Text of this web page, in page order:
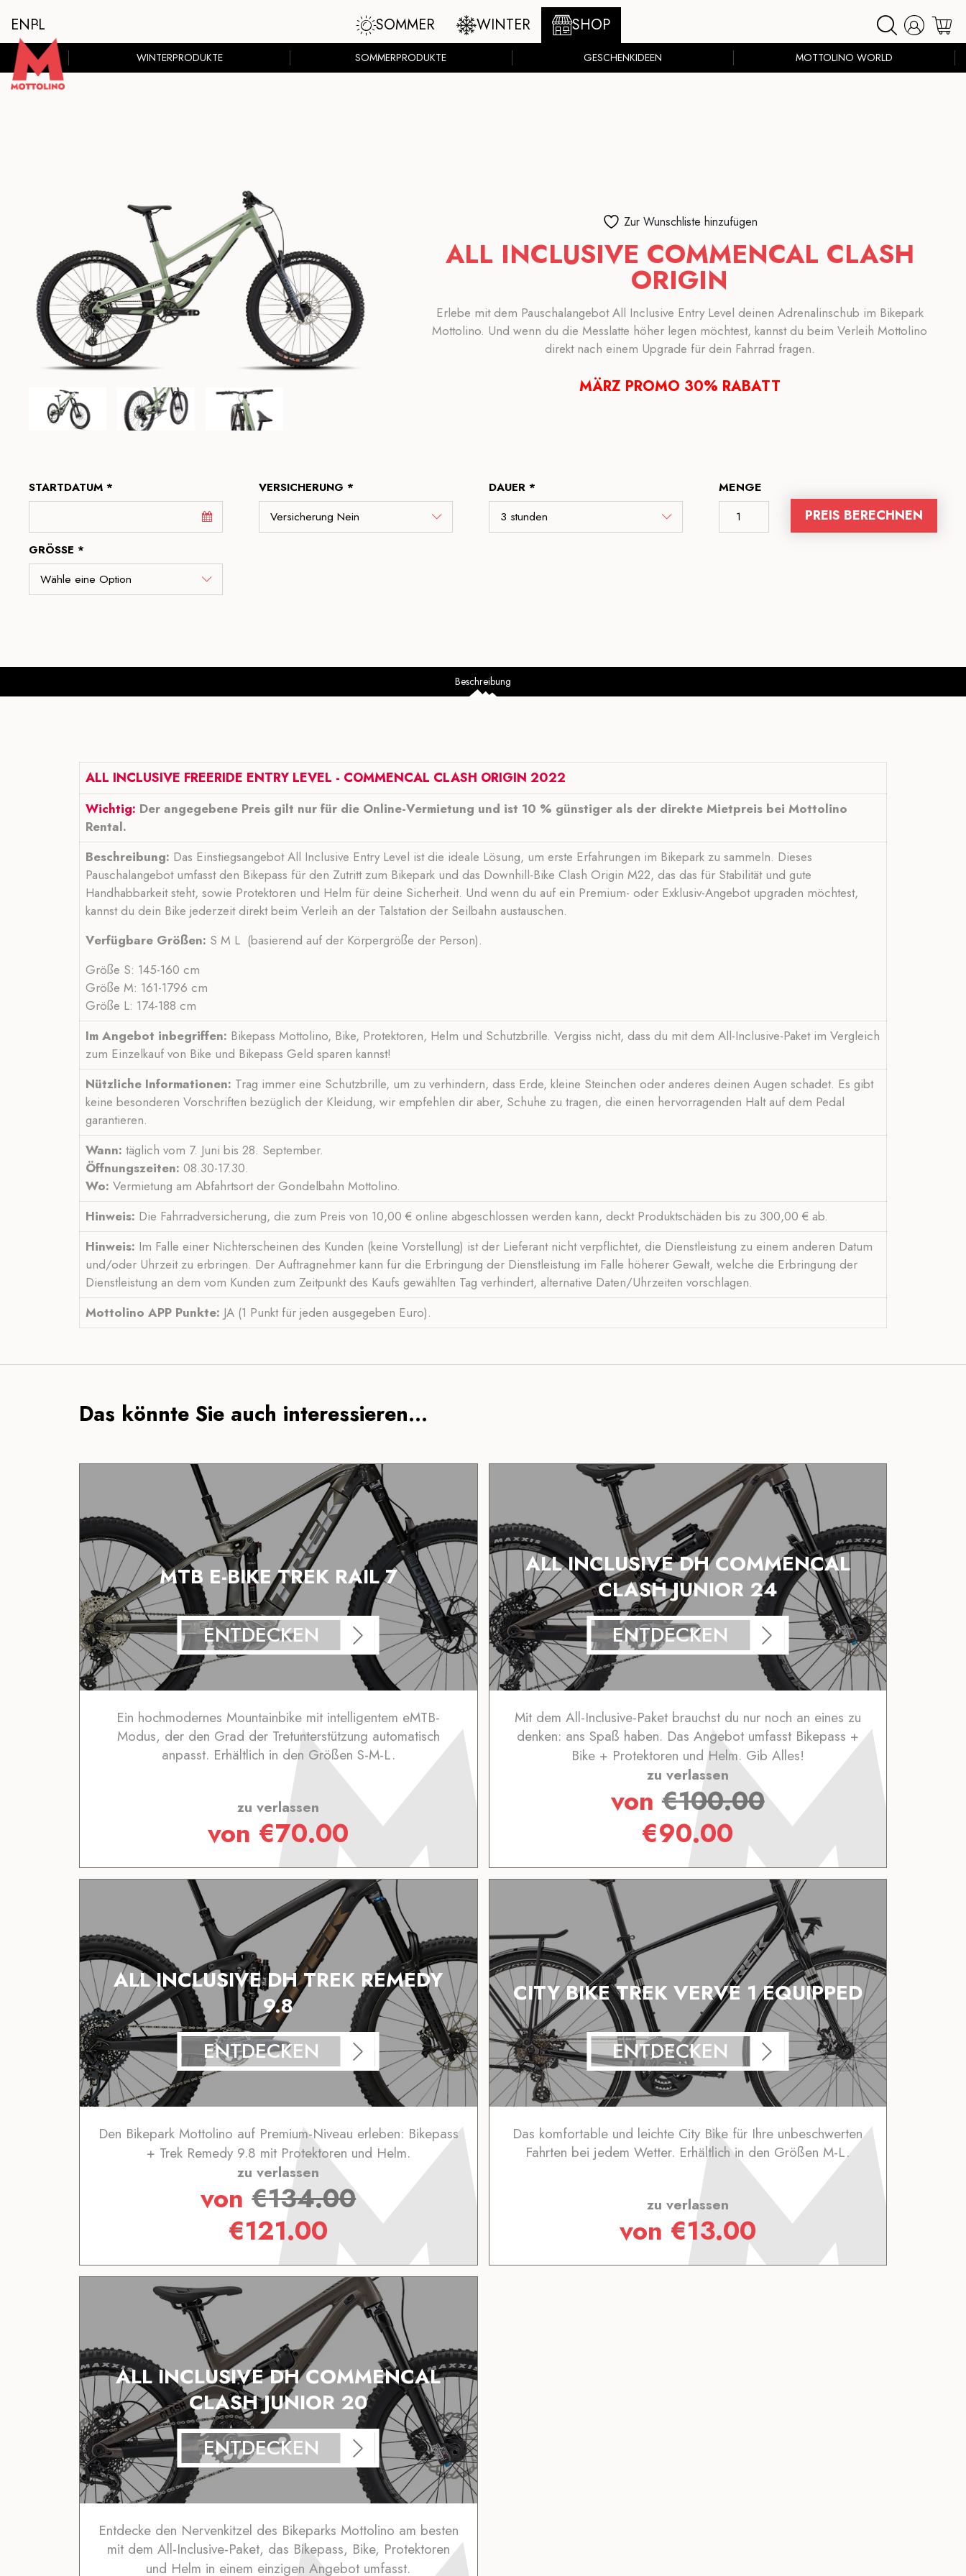
SOMMER WINTER SHOP
ENPL
WINTERPRODUKTE SOMMERPRODUKTE GESCHENKIDEEN MOTTOLINO WORLD
Zur Wunschliste hinzufügen
ALL INCLUSIVE COMMENCAL CLASH
ORIGIN
Erlebe mit dem Pauschalangebot All Inclusive Entry Level deinen Adrenalinschub im Bikepark
Mottolino. Und wenn du die Messlatte höher legen möchtest, kannst du beim Verleih Mottolino
direkt nach einem Upgrade für dein Fahrrad fragen.
MÄRZ PROMO 30% RABATT
STARTDATUM * VERSICHERUNG * DAUER *
GRÖSSE *
MENGE
PREIS BERECHNEN
Beschreibung
ALL INCLUSIVE FREERIDE ENTRY LEVEL - COMMENCAL CLASH ORIGIN 2022
Wichtig: Der angegebene Preis gilt nur für die Online-Vermietung und ist 10 % günstiger als der direkte Mietpreis bei Mottolino
Rental.
Beschreibung: Das Einstiegsangebot All Inclusive Entry Level ist die ideale Lösung, um erste Erfahrungen im Bikepark zu sammeln. Dieses
Pauschalangebot umfasst den Bikepass für den Zutritt zum Bikepark und das Downhill-Bike Clash Origin M22, das das für Stabilität und gute
Handhabbarkeit steht, sowie Protektoren und Helm für deine Sicherheit. Und wenn du auf ein Premium- oder Exklusiv-Angebot upgraden möchtest,
kannst du dein Bike jederzeit direkt beim Verleih an der Talstation der Seilbahn austauschen.
Verfügbare Größen: S M L (basierend auf der Körpergröße der Person).
Größe S: 145-160 cm
Größe M: 161-1796 cm
Größe L: 174-188 cm
Im Angebot inbegriffen: Bikepass Mottolino, Bike, Protektoren, Helm und Schutzbrille. Vergiss nicht, dass du mit dem All-Inclusive-Paket im Vergleich
zum Einzelkauf von Bike und Bikepass Geld sparen kannst!
Nützliche Informationen: Trag immer eine Schutzbrille, um zu verhindern, dass Erde, kleine Steinchen ​​oder anderes deinen Augen schadet. Es gibt
keine besonderen Vorschriften bezüglich der Kleidung, wir empfehlen dir aber, Schuhe zu tragen, die einen hervorragenden Halt auf dem Pedal
garantieren.
Wann: täglich vom 7. Juni bis 28. September.
Öffnungszeiten: 08.30-17.30.
Wo: Vermietung am Abfahrtsort der Gondelbahn Mottolino.
Hinweis: Die Fahrradversicherung, die zum Preis von 10,00 € online abgeschlossen werden kann, deckt Produktschäden bis zu 300,00 € ab.
Hinweis: Im Falle einer Nichterscheinen des Kunden (keine Vorstellung) ist der Lieferant nicht verpflichtet, die Dienstleistung zu einem anderen Datum
und/oder Uhrzeit zu erbringen. Der Auftragnehmer kann für die Erbringung der Dienstleistung im Falle höherer Gewalt, welche die Erbringung der
Dienstleistung an dem vom Kunden zum Zeitpunkt des Kaufs gewählten Tag verhindert, alternative Daten/Uhrzeiten vorschlagen.
Mottolino APP Punkte: JA (1 Punkt für jeden ausgegeben Euro).
Das könnte Sie auch interessieren...
MTB E-BIKE TREK RAIL 7
ENTDECKEN
Ein hochmodernes Mountainbike mit intelligentem eMTB-
Modus, der den Grad der Tretunterstützung automatisch
anpasst. Erhältlich in den Größen S-M-L.
zu verlassen
von €70.00
ALL INCLUSIVE DH COMMENCAL
CLASH JUNIOR 24
ENTDECKEN
Mit dem All-Inclusive-Paket brauchst du nur noch an eines zu
denken: ans Spaß haben. Das Angebot umfasst Bikepass +
Bike + Protektoren und Helm. Gib Alles!
zu verlassen
von€100.00
€90.00
ALL INCLUSIVE DH TREK REMEDY
9.8
ENTDECKEN
Den Bikepark Mottolino auf Premium-Niveau erleben: Bikepass
+ Trek Remedy 9.8 mit Protektoren und Helm.
zu verlassen
von€134.00
€121.00
CITY BIKE TREK VERVE 1 EQUIPPED
ENTDECKEN
Das komfortable und leichte City Bike für Ihre unbeschwerten
Fahrten bei jedem Wetter. Erhältlich in den Größen M-L.
zu verlassen
von €13.00
ALL INCLUSIVE DH COMMENCAL
CLASH JUNIOR 20
ENTDECKEN
Entdecke den Nervenkitzel des Bikeparks Mottolino am besten
mit dem All-Inclusive-Paket, das Bikepass, Bike, Protektoren
und Helm in einem einzigen Angebot umfasst.